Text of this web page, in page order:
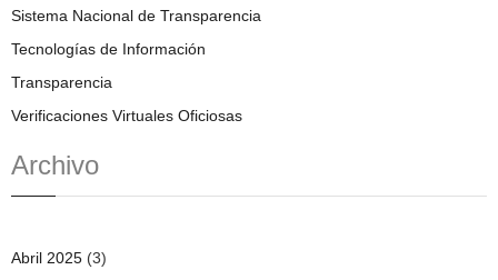
Sistema Nacional de Transparencia
Tecnologías de Información
Transparencia
Verificaciones Virtuales Oficiosas
Archivo
Abril 2025 (3)